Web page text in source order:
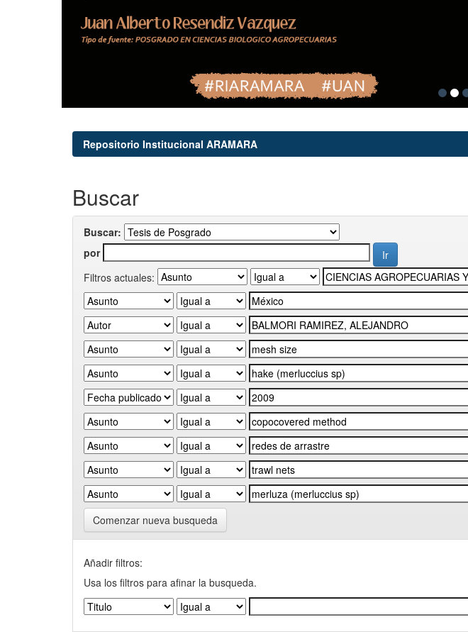
Repositorio Institucional ARAMARA
Buscar
Buscar:
por
Filtros actuales:
Comenzar nueva busqueda
Añadir filtros:
Usa los filtros para afinar la busqueda.